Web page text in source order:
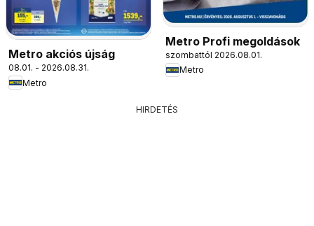
Metro akciós újság
08.01. - 2026.08.31.
Metro
Metro Profi megoldások
szombattól 2026.08.01.
Metro
HIRDETÉS